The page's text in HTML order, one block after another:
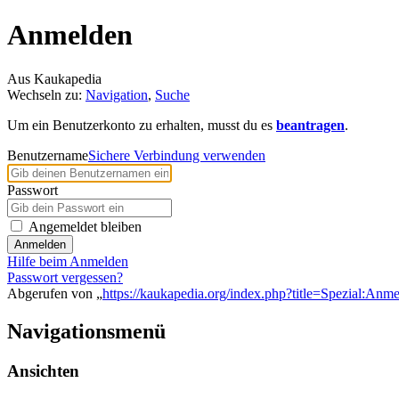
Anmelden
Aus Kaukapedia
Wechseln zu: Navigation, Suche
Um ein Benutzerkonto zu erhalten, musst du es beantragen.
BenutzernameSichere Verbindung verwenden
Passwort
Angemeldet bleiben
Anmelden
Hilfe beim Anmelden
Passwort vergessen?
Abgerufen von „https://kaukapedia.org/
Navigationsmenü
Ansichten